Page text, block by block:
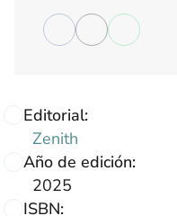
Editorial:
Zenith
Año de edición:
2025
ISBN: